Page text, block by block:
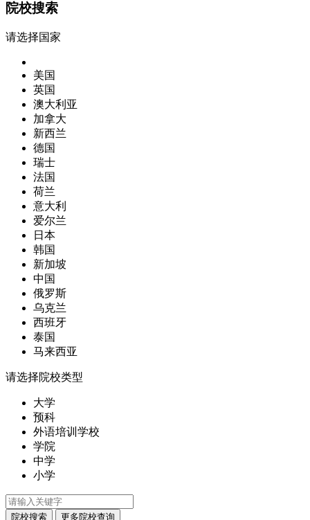
院校搜索
请选择国家
美国
英国
澳大利亚
加拿大
新西兰
德国
瑞士
法国
荷兰
意大利
爱尔兰
日本
韩国
新加坡
中国
俄罗斯
乌克兰
西班牙
泰国
马来西亚
请选择院校类型
大学
预科
外语培训学校
学院
中学
小学